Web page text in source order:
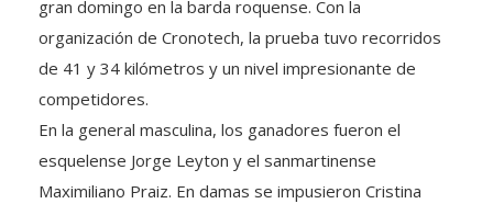
organización de Cronotech, la prueba tuvo recorridos
de 41 y 34 kilómetros y un nivel impresionante de
competidores.
En la general masculina, los ganadores fueron el
esquelense Jorge Leyton y el sanmartinense
Maximiliano Praiz. En damas se impusieron Cristina
Cazayous (Plottier) y Yanet Guzmán (Neuquén),